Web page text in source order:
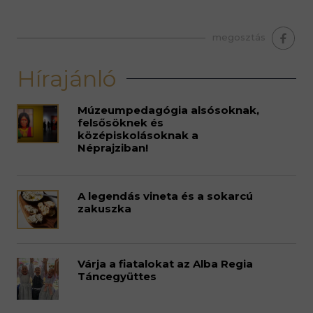
megosztás
Hírajánló
Múzeumpedagógia alsósoknak,
felsősöknek és
középiskolásoknak a
Néprajziban!
A legendás vineta és a sokarcú
zakuszka
Várja a fiatalokat az Alba Regia
Táncegyüttes